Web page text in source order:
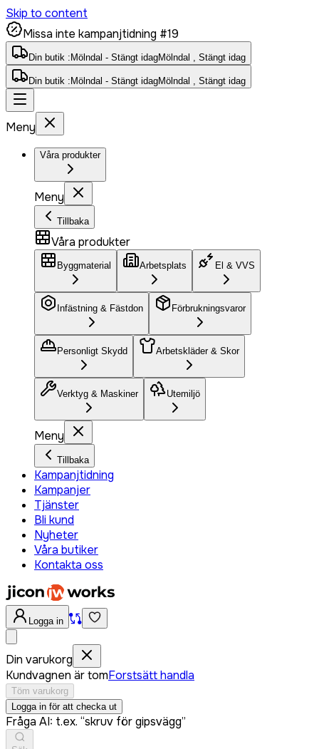
Skip to content
Missa inte kampanjtidning #19
Din butik : Mölndal - Stängt idagMölndal , Stängt idag
Din butik : Mölndal - Stängt idagMölndal , Stängt idag
Meny
Våra produkter
Meny
Tillbaka
Våra produkter
Byggmaterial Arbetsplats El & VVS
Infästning & Fästdon Förbrukningsvaror
Personligt Skydd Arbetskläder & Skor
Verktyg & Maskiner Utemiljö
Meny
Tillbaka
Kampanjtidning
Kampanjer
Tjänster
Bli kund
Nyheter
Våra butiker
Kontakta oss
Logga in
Din varukorg
Kundvagnen är tomForstsätt handla
Töm varukorg
Logga in för att checka ut
Fråga AI: t.ex. “skruv för gipsvägg”